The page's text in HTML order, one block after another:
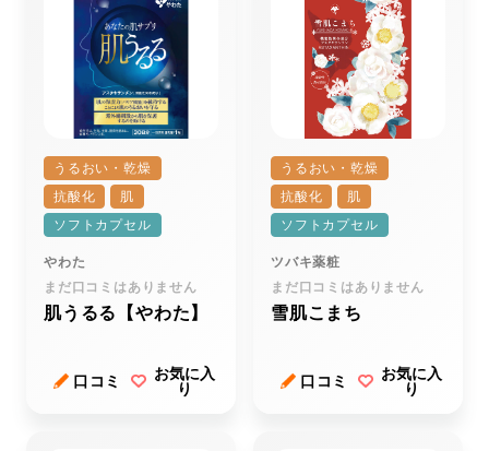
うるおい・乾燥
抗酸化
肌
ソフトカプセル
やわた
まだ口コミはありません
肌うるる【やわた】
口コミ
お気に入
り
うるおい・乾燥
抗酸化
肌
ソフトカプセル
ツバキ薬粧
まだ口コミはありません
雪肌こまち
口コミ
お気に入
り